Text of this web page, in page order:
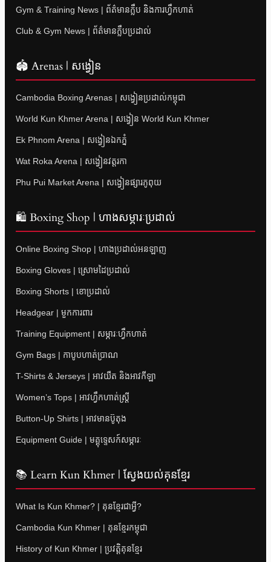
Gym & Training News | ព័ត៌មានក្លឹប និងការហ្វឹកហាត់
Club & Gym News | ព័ត៌មានក្លឹបប្រដាល់
🏟 Arenas | សង្វៀន
Cambodia Boxing Arenas | សង្វៀនប្រដាល់កម្ពុជា
World Kun Khmer Arena | សង្វៀន World Kun Khmer
Ek Phnom Arena | សង្វៀនឯកភ្នំ
Wat Roka Arena | សង្វៀនវត្តរកា
Phu Pui Market Arena | សង្វៀនផ្សារភូពុយ
🛍 Boxing Shop | ហាងសម្ភារៈប្រដាល់
Online Boxing Shop | ហាងប្រដាល់អនឡាញ
Boxing Gloves | ស្រោមដៃប្រដាល់
Boxing Shorts | ខោប្រដាល់
Headgear | មួកការពារ
Training Equipment | សម្ភារៈហ្វឹកហាត់
Gym Bags | កាបូបហាត់ប្រាណ
T-Shirts & Jerseys | អាវយឺត និងអាវកីឡា
Women’s Tops | អាវហ្វឹកហាត់ស្ត្រី
Button-Up Shirts | អាវមានប៊ូតុង
Equipment Guide | មគ្គុទ្ទេសក៍សម្ភារៈ
📚 Learn Kun Khmer | ស្វែងយល់គុនខ្មែរ
What Is Kun Khmer? | គុនខ្មែរជាអ្វី?
Cambodia Kun Khmer | គុនខ្មែរកម្ពុជា
History of Kun Khmer | ប្រវត្តិគុនខ្មែរ